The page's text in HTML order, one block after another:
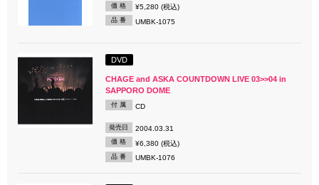
価 格 ¥5,280 (税込)
品 番 UMBK-1075
DVD
CHAGE and ASKA COUNTDOWN LIVE 03>>04 in
SAPPORO DOME
付 属 CD
発売日 2004.03.31
価 格 ¥6,380 (税込)
品 番 UMBK-1076